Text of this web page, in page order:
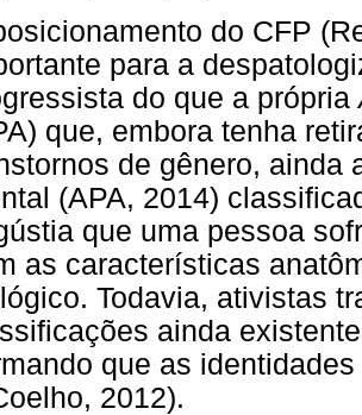
do CFP
para a
do que a própria
que, embora tenha
de gênero, ainda
(APA, 2014)
que uma pessoa
as características
Todavia, ativistas
ainda
que as
2012).